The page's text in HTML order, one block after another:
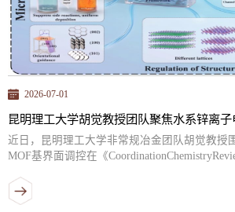
2026-07-01
近日，昆明理工大学非常规冶金团队胡觉教授
MOF基界面调控在《
DepthPhysicochemicalMechanisms”的综述。昆